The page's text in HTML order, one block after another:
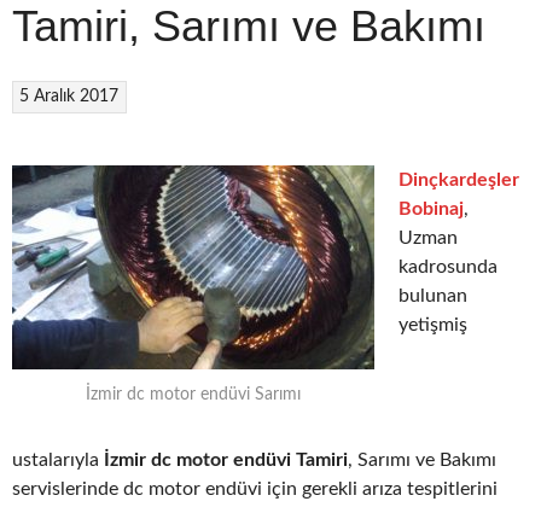
Tamiri, Sarımı ve Bakımı
5 Aralık 2017
İzmir dc motor endüvi Sarımı
Dinçkardeşler
Bobinaj,
Uzman
kadrosunda
bulunan
yetişmiş
ustalarıyla İzmir dc motor endüvi Tamiri, Sarımı ve Bakımı
servislerinde dc motor endüvi için gerekli arıza tespitlerini